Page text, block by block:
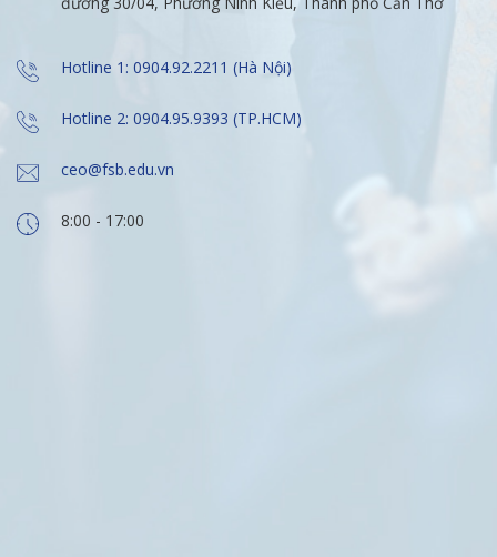
Hotline 1: 0904.92.2211 (Hà Nội)
Hotline 2: 0904.95.9393 (TP.HCM)
ceo@fsb.edu.vn
8:00 - 17:00